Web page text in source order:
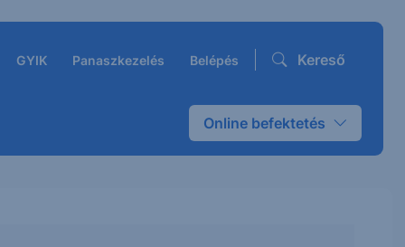
GYIK Panaszkezelés Belépés Kereső
Online befektetés